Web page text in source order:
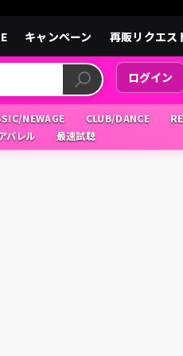
キャンペーン 再販リクエス
ログイン
NEWAGE CLUB/DANCE
パレル 最速試聴